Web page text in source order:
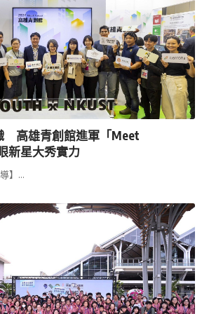
高雄青創館進軍「Meet
星大秀實力
】…